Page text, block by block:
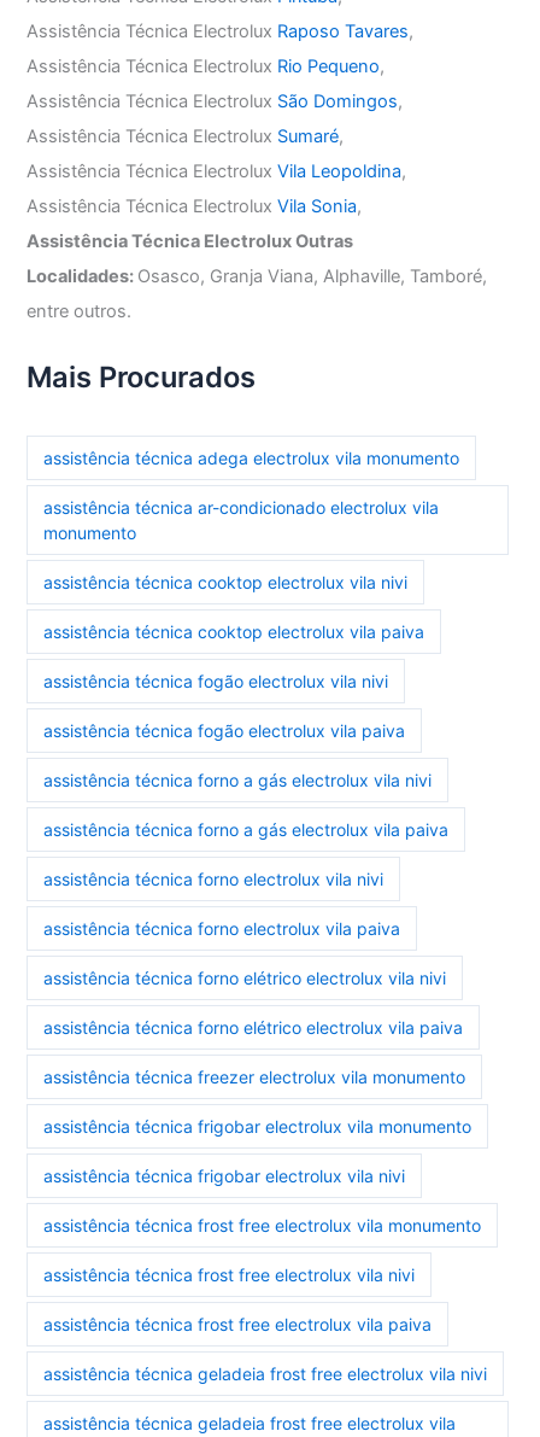
Assistência Técnica Electrolux Raposo Tavares,
Assistência Técnica Electrolux Rio Pequeno,
Assistência Técnica Electrolux São Domingos,
Assistência Técnica Electrolux Sumaré,
Assistência Técnica ElectroluxVila Leopoldina,
Assistência Técnica ElectroluxVila Sonia,
Assistência Técnica Electrolux Outras
Localidades: Osasco, Granja Viana, Alphaville, Tamboré,
entre outros.
Mais Procurados
assistência técnica adega electrolux vila monumento
assistência técnica ar-condicionado electrolux vila
monumento
assistência técnica cooktop electrolux vila nivi
assistência técnica cooktop electrolux vila paiva
assistência técnica fogão electrolux vila nivi
assistência técnica fogão electrolux vila paiva
assistência técnica forno a gás electrolux vila nivi
assistência técnica forno a gás electrolux vila paiva
assistência técnica forno electrolux vila nivi
assistência técnica forno electrolux vila paiva
assistência técnica forno elétrico electrolux vila nivi
assistência técnica forno elétrico electrolux vila paiva
assistência técnica freezer electrolux vila monumento
assistência técnica frigobar electrolux vila monumento
assistência técnica frigobar electrolux vila nivi
assistência técnica frost free electrolux vila monumento
assistência técnica frost free electrolux vila nivi
assistência técnica frost free electrolux vila paiva
assistência técnica geladeia frost free electrolux vila nivi
assistência técnica geladeia frost free electrolux vila